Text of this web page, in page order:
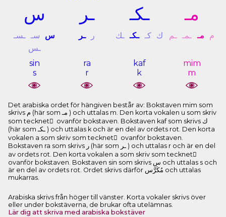
ﻣـ ـﻜـ ـﺮ ﺱ
ﻡ ﻣـ ـﻤـ ـﻢ ﻙ ﻛـ ـﻜـ ـﻚ ﺭ ـﺮ ﺱ ﺳـ ـﺴـ
ـﺲ
mim
m
kaf
k
ra
r
sin
s
Det arabiska ordet för hängiven består av: Bokstaven mim som
skrivs ﻡ (här som ﻣـ ) och uttalas m. Den korta vokalen u som skriv
som tecknet ُ ovanför bokstaven. Bokstaven kaf som skrivs ﻙ
(här som ـﻜـ ) och uttalas k och är en del av ordets rot. Den korta
vokalen a som skriv som tecknet َ ovanför bokstaven.
Bokstaven ra som skrivs ﺭ (här som ـﺮ ) och uttalas r och är en del
av ordets rot. Den korta vokalen a som skriv som tecknet َ
ovanför bokstaven. Bokstaven sin som skrivs ﺱ och uttalas s och
är en del av ordets rot. Ordet skrivs därför ﻣُﻜَﺮَّﺱ och uttalas
mukarras.
Arabiska skrivs från höger till vänster. Korta vokaler skrivs över
eller under bokstäverna, de brukar ofta utelämnas.
Lär dig att skriva med arabiska bokstäver